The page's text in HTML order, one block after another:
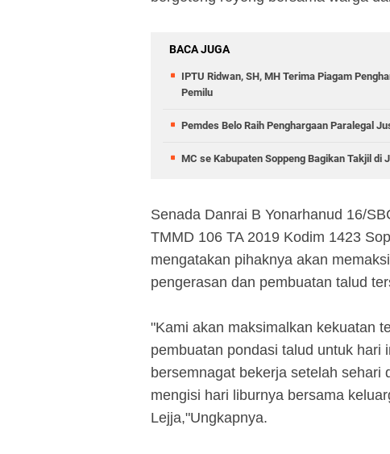
BACA JUGA
IPTU Ridwan, SH, MH Terima Piagam
Pemilu
Pemdes Belo Raih Penghargaan Paralegal
MC se Kabupaten Soppeng Bagikan Takjil di
Senada Danrai B Yonarhanud 16/
TMMD 106 TA 2019 Kodim 1423
mengatakan pihaknya akan
pengerasan dan pembuatan talud
"Kami akan maksimalkan kekuatan
pembuatan pondasi talud untuk hari
bersemnagat bekerja setelah
mengisi hari liburnya bersama
Lejja,"Ungkapnya.